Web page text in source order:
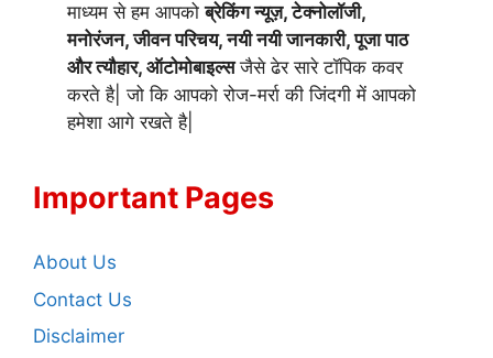
माध्यम से हम आपकोब्रेकिंग न्यूज़, टेक्नोलॉजी,
मनोरंजन, जीवन परिचय, नयी नयी जानकारी, पूजा पाठ
और त्यौहार, ऑटोमोबाइल्सजैसे ढेर सारे टॉपिक कवर
करते है| जो कि आपको रोज-मर्रा की जिंदगी में आपको
हमेशा आगे रखते है|
Important Pages
About Us
Contact Us
Disclaimer